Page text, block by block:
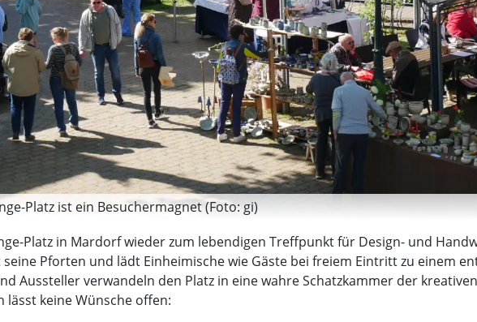
Platz ist ein Besuchermagnet (Foto: gi)
Platz in Mardorf wieder zum lebendigen Treffpunkt für Design- und
Pforten und lädt Einheimische wie Gäste bei freiem Eintritt zu einem
Aussteller verwandeln den Platz in eine wahre Schatzkammer der
keine Wünsche offen: